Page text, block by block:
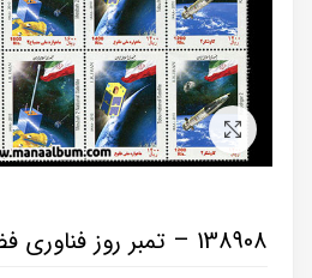
برای بزرگنمایی کلیک کنید
138908 – تمبر روز فناوری فضائی – بلوک